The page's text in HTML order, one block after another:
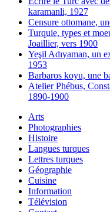
karamanli, 1927
Censure ottomane,
Turquie, types et
Joaillier, vers 1900
Yeşil Adıyaman, un
1953
Barbaros koyu, une
Atelier Phébus,
1890-1900
Arts
Photographies
Histoire
Langues turques
Lettres turques
Géographie
Cuisine
Information
Télévision